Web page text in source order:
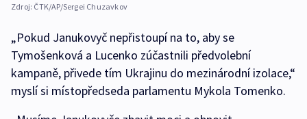
Zdroj: ČTK/AP/Sergei Chuzavkov
„Pokud Janukovyč nepřistoupí na to, aby se
Tymošenková a Lucenko zúčastnili předvolební
kampaně, přivede tím Ukrajinu do mezinárodní izolace,“
myslí si místopředseda parlamentu Mykola Tomenko.